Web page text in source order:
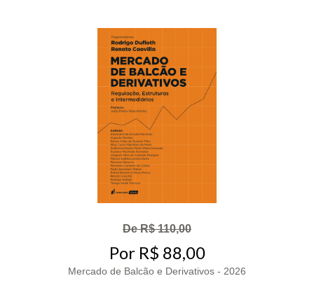
De R$ 110,00
Por R$ 88,00
Mercado de Balcão e Derivativos - 2026